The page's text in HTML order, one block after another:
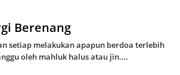
Berenang
setiap melakukan apapun berdoa terlebih
oleh mahluk halus atau jin.…